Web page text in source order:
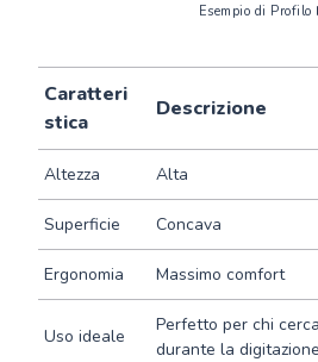
Esempio di Profilo
Caratteri
stica
Descrizione
Altezza Alta
Superficie Concava
Ergonomia Massimo comfort
Uso ideale
Perfetto per chi
durante la digitazione